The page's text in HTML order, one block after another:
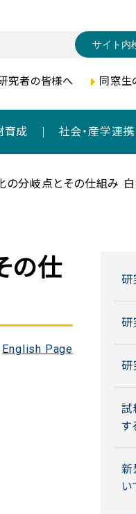
究者の皆様へ 同窓生
育成 社会・産学連携
分岐点とその仕組み ――
の仕
English Page
研
研
研
試
す
新
い